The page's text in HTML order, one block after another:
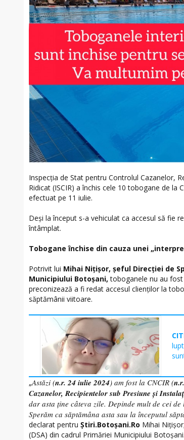
Inspecția de Stat pentru Controlul Cazanelor,
Ridicat (ISCIR) a închis cele 10 tobogane de
efectuat pe 11 iulie.
Deși la început s-a vehiculat ca accesul să fie
întâmplat.
Tobogane închise din cauza unei
Potrivit lui Mihai Nițișor, șeful Direcției de
Municipiului Botoșani, toboganele nu au fost
preconizează a fi redat accesul clienților la
săptămânii viitoare.
„Astăzi (n.r. 24 iulie 2024) am fost la CNCIR (
Cazanelor, Recipientelor sub Presiune și
dar asta ține câteva zile. Depinde mult de cei
Sperăm ca săptămâna asta sau la începutul
declarat pentru Știri.Botoșani.Ro Mihai
(DSA) din cadrul Primăriei Municipiului Botoșani.